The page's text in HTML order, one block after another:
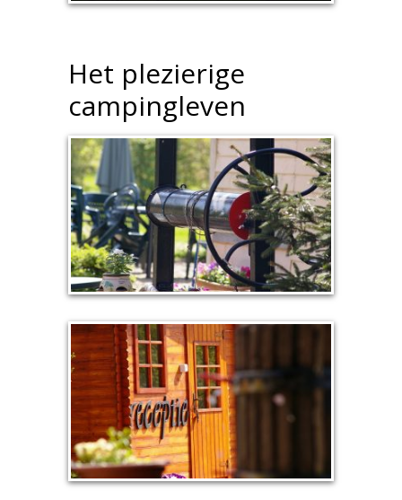
Het plezierige
campingleven